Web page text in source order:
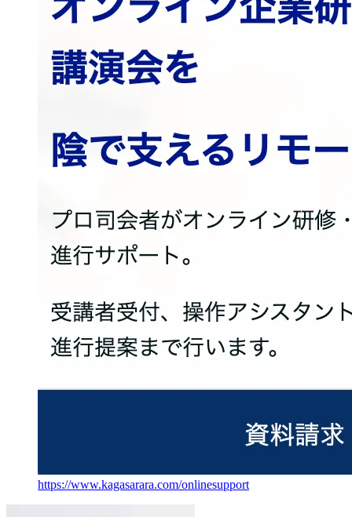
https://www.kagasarara.com/onlinesupport